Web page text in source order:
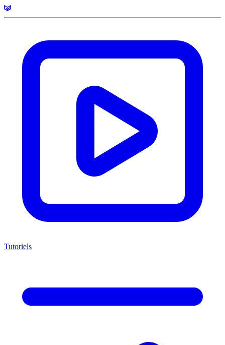
Tutoriels